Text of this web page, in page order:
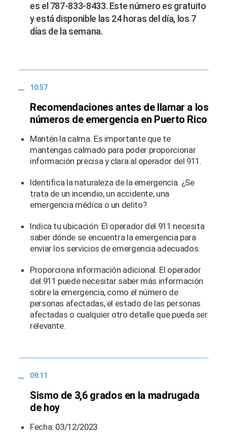
es el 787-833-8433. Este número es gratuito
y está disponible las 24 horas del día, los 7
días de la semana.
10:57
Recomendaciones antes de llamar a los
números de emergencia en Puerto Rico
Mantén la calma. Es importante que te
mantengas calmado para poder proporcionar
información precisa y clara al operador del 911.
Identifica la naturaleza de la emergencia. ¿Se
trata de un incendio, un accidente, una
emergencia médica o un delito?
Indica tu ubicación. El operador del 911 necesita
saber dónde se encuentra la emergencia para
enviar los servicios de emergencia adecuados.
Proporciona información adicional. El operador
del 911 puede necesitar saber más información
sobre la emergencia, como el número de
personas afectadas, el estado de las personas
afectadas o cualquier otro detalle que pueda ser
relevante.
09:11
Sismo de 3,6 grados en la madrugada
de hoy
Fecha: 03/12/2023